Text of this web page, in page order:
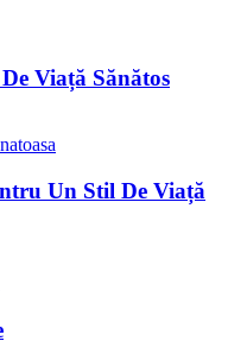
Viață Sănătos
Un Stil De Viață